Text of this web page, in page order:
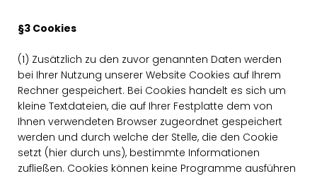
§3 Cookies
(1) Zusätzlich zu den zuvor genannten Daten werden
bei Ihrer Nutzung unserer Website Cookies auf Ihrem
Rechner gespeichert. Bei Cookies handelt es sich um
kleine Textdateien, die auf Ihrer Festplatte dem von
Ihnen verwendeten Browser zugeordnet gespeichert
werden und durch welche der Stelle, die den Cookie
setzt (hier durch uns), bestimmte Informationen
zufließen. Cookies können keine Programme ausführen